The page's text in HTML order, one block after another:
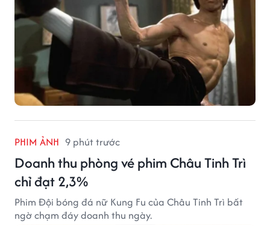
PHIM ẢNH 9 phút trước
Doanh thu phòng vé phim Châu Tinh Trì
chỉ đạt 2,3%
Phim Đội bóng đá nữ Kung Fu của Châu Tinh Trì bất
ngờ chạm đáy doanh thu ngày.